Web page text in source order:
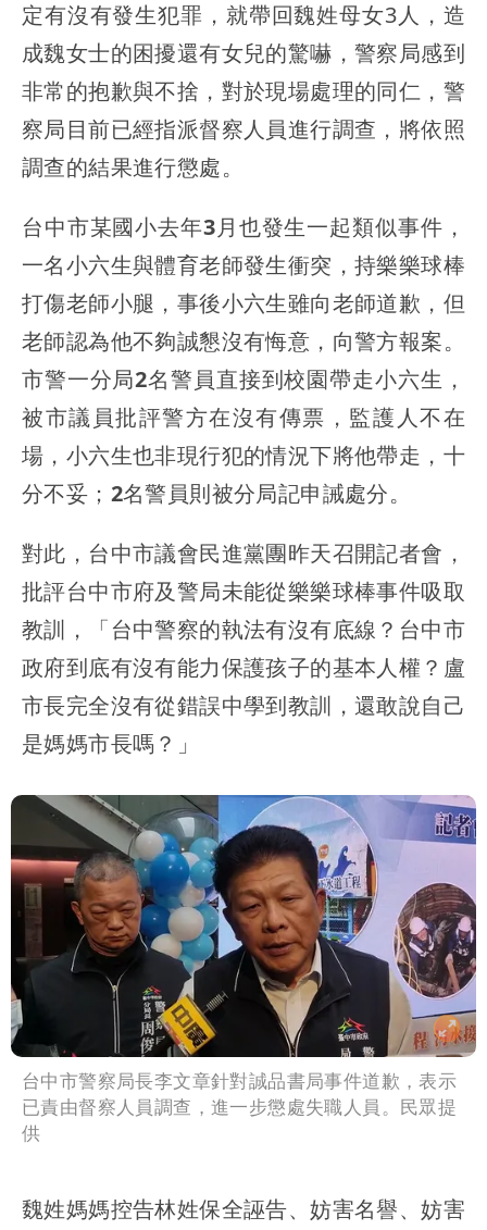
定有沒有發生犯罪 ，就帶回魏姓母女3人，造
成魏女士的困擾還有女兒的驚嚇，警察局感到
非常的抱歉與不捨，對於現場處理的同仁，警
察局目前已經指派督察人員進行調查，將依照
調查的結果進行懲處。
台中市某國小去年3月也發生一起類似事件，
一名小六生與體育老師發生衝突，持樂樂球棒
打傷老師小腿，事後小六生雖向老師道歉，但
老師認為他不夠誠懇沒有悔意，向警方報案。
市警一分局2名警員直接到校園帶走小六生，
被市議員批評警方在沒有傳票，監護人不在
場，小六生也非現行犯的情況下將他帶走，十
分不妥；2名警員則被分局記申誡處分。
對此，台中市議會民進黨團昨天召開記者會，
批評台中市府及警局未能從樂樂球棒事件吸取
教訓，「台中警察的執法有沒有底線？台中市
政府到底有沒有能力保護孩子的基本人權？盧
市長完全沒有從錯誤中學到教訓，還敢說自己
是媽媽市長嗎？」
台中市警察局長李文章針對誠品書局事件道歉，表示
已責由督察人員調查，進一步懲處失職人員。民眾提
供
魏姓媽媽控告林姓保全誣告、妨害名譽、妨害